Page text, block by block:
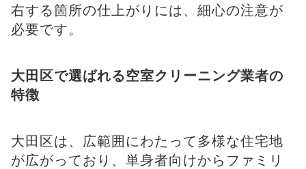
右する箇所の仕上がりには、細心の注意が
必要です。
大田区で選ばれる空室クリーニング業者の
特徴
大田区は、広範囲にわたって多様な住宅地
が広がっており、単身者向けからファミリ